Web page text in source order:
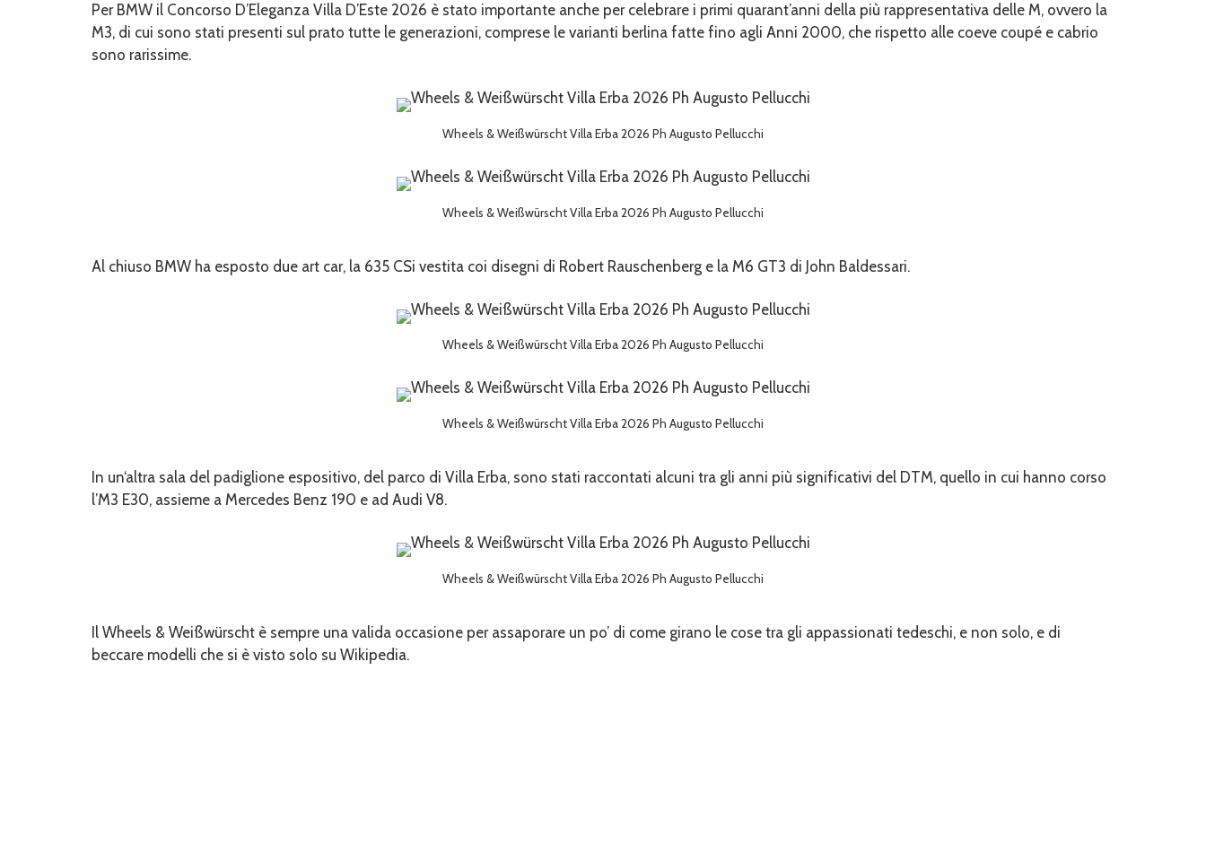
Per BMW il Concorso D’Eleganza Villa D’Este 2026 è stato importante anche per celebrare i primi quarant’anni della più rappresentativa delle M, ovvero la
M3, di cui sono stati presenti sul prato tutte le generazioni, comprese le varianti berlina fatte fino agli Anni 2000, che rispetto alle coeve coupé e cabrio
sono rarissime.
Wheels & Weißwürscht Villa Erba 2026 Ph Augusto Pellucchi
Wheels & Weißwürscht Villa Erba 2026 Ph Augusto Pellucchi
Al chiuso BMW ha esposto due art car, la 635 CSi vestita coi disegni di Robert Rauschenberg e la M6 GT3 di John Baldessari.
Wheels & Weißwürscht Villa Erba 2026 Ph Augusto Pellucchi
Wheels & Weißwürscht Villa Erba 2026 Ph Augusto Pellucchi
In un‘altra sala del padiglione espositivo, del parco di Villa Erba, sono stati raccontati alcuni tra gli anni più significativi del DTM, quello in cui hanno corso
l’M3 E30, assieme a Mercedes Benz 190 e ad Audi V8.
Wheels & Weißwürscht Villa Erba 2026 Ph Augusto Pellucchi
Il Wheels & Weißwürscht è sempre una valida occasione per assaporare un po’ di come girano le cose tra gli appassionati tedeschi, e non solo, e di
beccare modelli che si è visto solo su Wikipedia.